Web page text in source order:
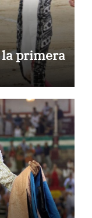
la primera